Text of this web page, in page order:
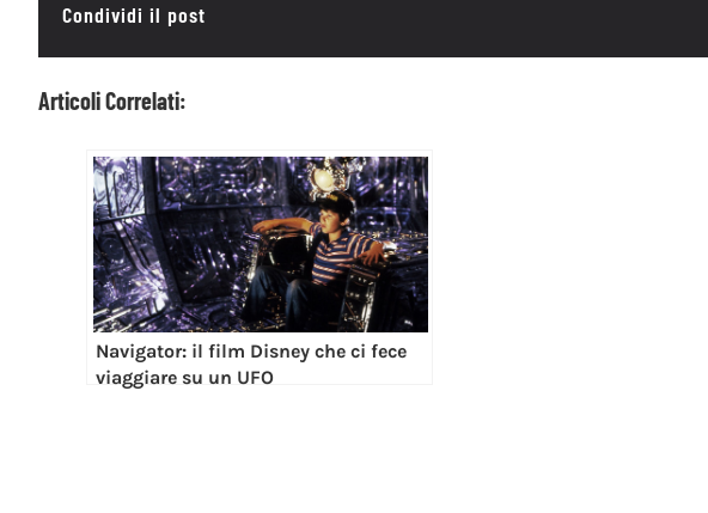
Condividi il post
Articoli Correlati:
Navigator: il film Disney che ci fece
viaggiare su un UFO